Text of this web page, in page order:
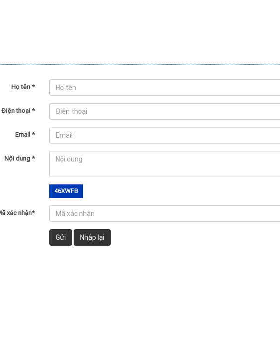
Họ tên*
Điện thoại*
Email*
Nội dung*
46XWFB
xác nhận*
Gửi Nhập lại